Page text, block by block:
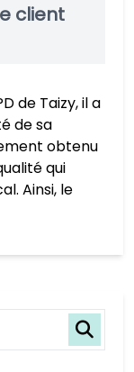
client
de Taizy, il a
de sa
obtenu
qui
Ainsi, le